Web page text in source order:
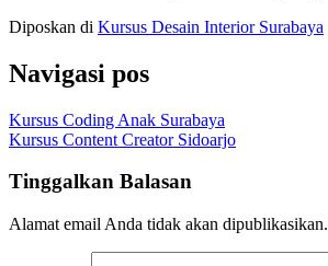
Diposkan di Kursus Desain Interior Surabaya
Navigasi pos
Kursus Coding Anak Surabaya
Kursus Content Creator Sidoarjo
Tinggalkan Balasan
Alamat email Anda tidak akan dipublikasikan.